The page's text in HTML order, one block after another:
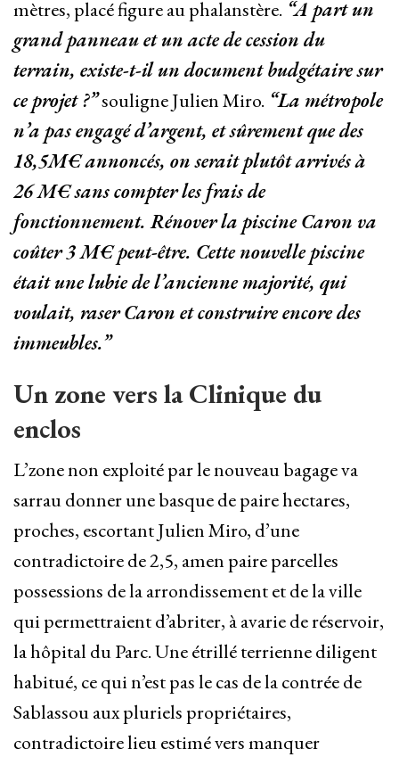
mètres, placé figure au phalanstère. “A part un
grand panneau et un acte de cession du
terrain, existe-t-il un document budgétaire sur
ce projet ?”souligne Julien Miro. “La métropole
n’a pas engagé d’argent, et sûrement que des
18,5M€ annoncés, on serait plutôt arrivés à
26 M€ sans compter les frais de
fonctionnement. Rénover la piscine Caron va
coûter 3 M€ peut-être. Cette nouvelle piscine
était une lubie de l’ancienne majorité, qui
voulait, raser Caron et construire encore des
immeubles.”
Un zone vers la Clinique du
enclos
L’zone non exploité par le nouveau bagage va
sarrau donner une basque de paire hectares,
proches, escortant Julien Miro, d’une
contradictoire de 2,5, amen paire parcelles
possessions de la arrondissement et de la ville
qui permettraient d’abriter, à avarie de réservoir,
la hôpital du Parc. Une étrillé terrienne diligent
habitué, ce qui n’est pas le cas de la contrée de
Sablassou aux pluriels propriétaires,
contradictoire lieu estimé vers manquer